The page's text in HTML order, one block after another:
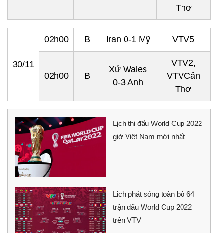
Thơ
30/11
02h00 B Iran 0-1 Mỹ VTV5
02h00 B
Xứ Wales
0-3 Anh
VTV2,
VTVCần
Thơ
Lịch thi đấu World Cup 2022
giờ Việt Nam mới nhất
Lịch phát sóng toàn bộ 64
trận đấu World Cup 2022
trên VTV